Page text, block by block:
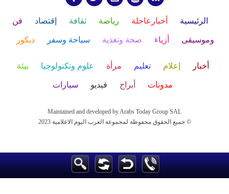
الرئيسية أخبارعاجلة رياضة ثقافة إقتصاد فن
وموسيقى أزياء صحة وتغذية سياحة وسفر ديكور
أخبار إعلام تعليم مرأة علوم وتكنولوجيا بيئة
مدونات أبراج فيديو سيارات
Maintained and developed by Arabs Today Group SAL
جميع الحقوق محفوظة لمجموعة العرب اليوم الاعلامية 2023 ©